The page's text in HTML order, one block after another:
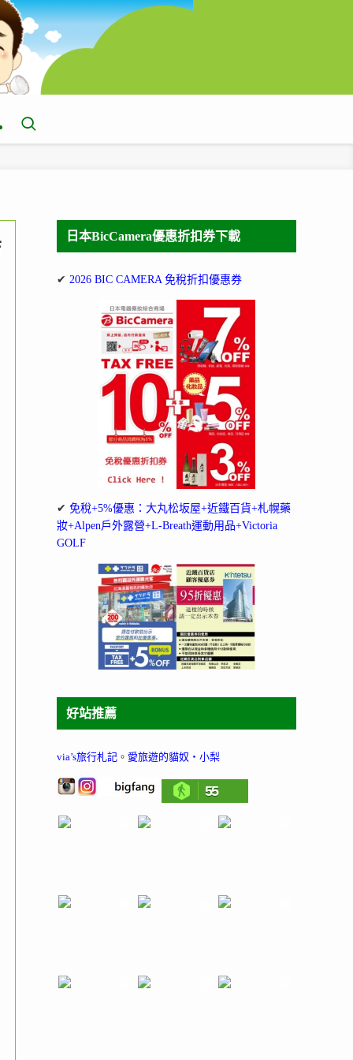
日本BicCamera優惠折扣券下載
✔ 2026 BIC CAMERA 免稅折扣優惠券
✔ 免稅+5%優惠：大丸松坂屋+近鐵百貨+札幌藥
妝+Alpen戶外露營+L-Breath運動用品+Victoria
GOLF
好站推薦
via’s旅行札記 。 愛旅遊的貓奴‧小梨
55